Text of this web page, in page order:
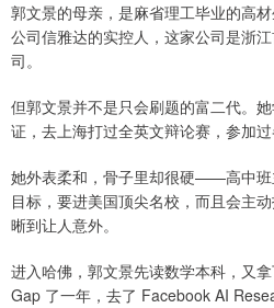
郭文景的母亲，是麻省理工毕业的高
公司信雅达的实控人，这家公司是浙
司。
但郭文景并不是只会刷题的富二代。
证，去上海打过全英文辩论赛，参加
她外表柔和，骨子里却很硬——高中班
目标，要进美国顶尖名校，而且会主
晰到让人意外。
进入哈佛，郭文景先读数学本科，又
Gap 了一年，去了 Facebook AI